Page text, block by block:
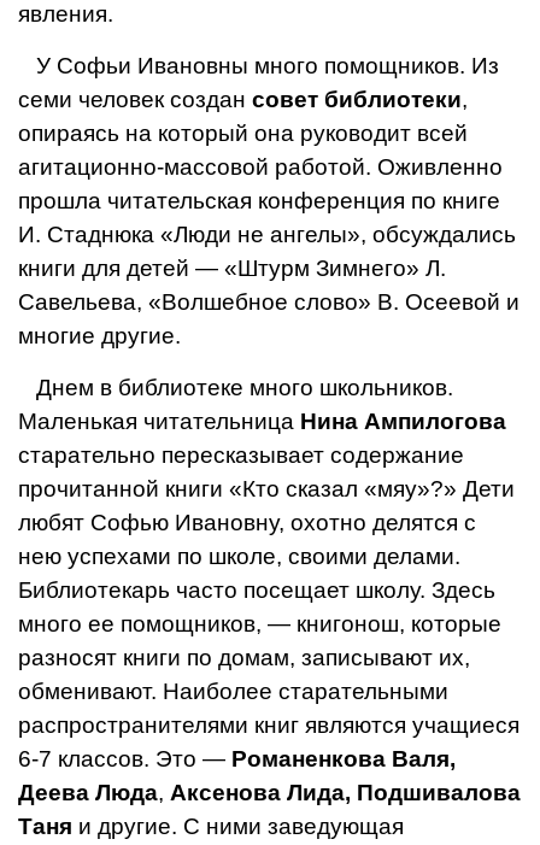
явления.
У Софьи Ивановны много по­мощников. Из
семи человек создан совет библиотеки,
опираясь на который она руководит всей
агитационно-массовой работой. Оживленно
прошла читательская конференция по книге
И. Стаднюка «Люди не ангелы», обсуждались
книги для детей — «Штурм Зимнего» Л.
Савельева, «Волшебное слово» В. Осеевой и
многие другие.
Днем в библиотеке много школьников.
Маленькая читательница Нина Ампилогова
старательно пересказывает содержание
прочитанной книги «Кто сказал «мяу»?» Дети
любят Софью Ивановну, охотно делятся с
нею успехами по школе, своими делами.
Библиотекарь часто посещает школу. Здесь
много ее помощников, — книгонош, которые
разносят книги по домам, записывают их,
обменивают. Наиболее старательными
распространителями книг являются учащиеся
6-7 классов. Это — Романенкова Валя,
Деева Люда, Аксенова Лида, Подшивалова
Таня и другие. С ними заведующая